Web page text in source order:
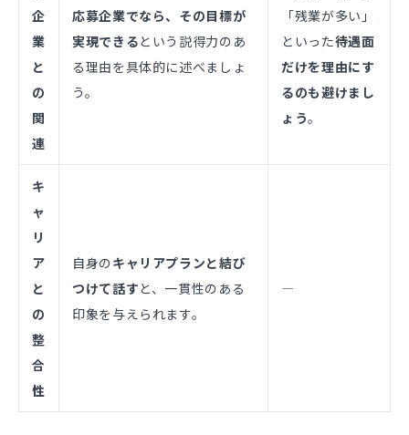
企
業
と
の
関
連
応募企業でなら、その目標が
実現できるという説得力のあ
る理由を具体的に述べましょ
う。
「残業が多い」
といった待遇面
だけを理由にす
るのも避けまし
ょう。
キ
ャ
リ
ア
と
の
整
合
性
自身の キャリアプランと結び
つけて話すと、一貫性のある
印象を与えられます。
―